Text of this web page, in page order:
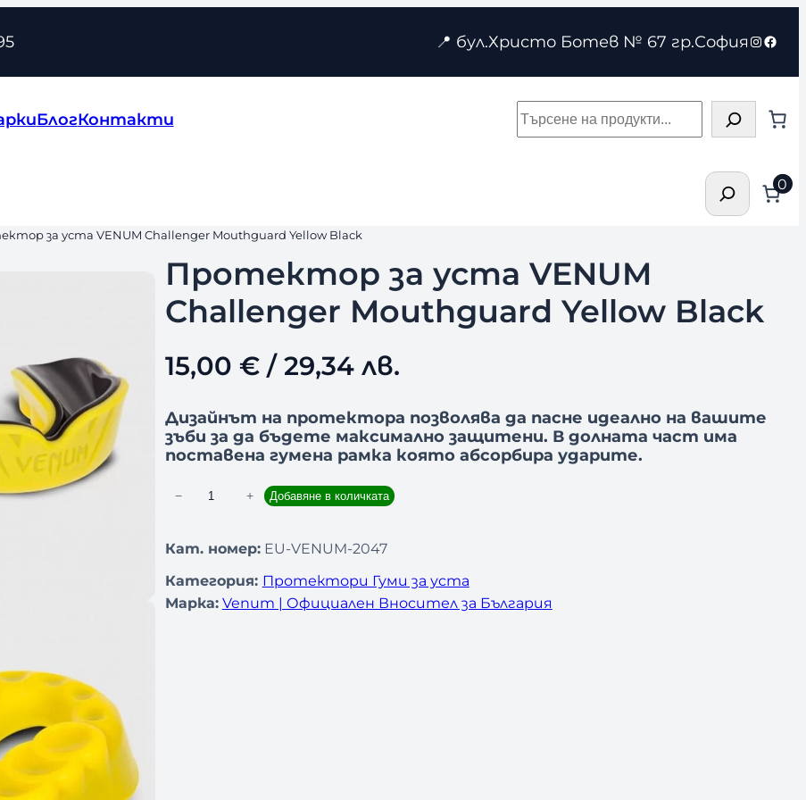
📍 бул.Христо Ботев № 67 гр.София
БлогКонтакти Търсене
Търсене0
за уста VENUM Challenger Mouthguard Yellow Black
Протектор за уста VENUM
Challenger Mouthguard Yellow Black
15,00 €/ 29,34 лв.
Дизайнът на протектора позволява да пасне идеално на вашите
зъби за да бъдете максимално защитени. В долната част има
поставена гумена рамка която абсорбира ударите.
л
ч
е
− + Добавяне в количката
Кат. номер: EU-VENUM-2047
Категория: Протектори Гуми за уста
Марка: Venum | Официален Вносител за България